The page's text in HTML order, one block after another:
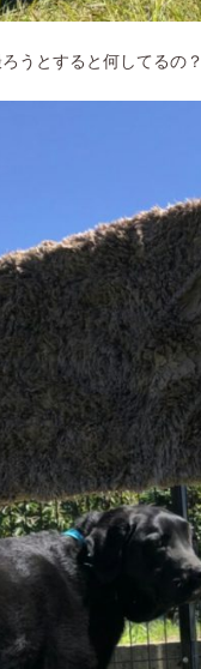
うとすると何してるの